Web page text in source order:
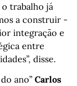
trabalho já
a construir -
integração e
entre
disse.
ano” Carlos